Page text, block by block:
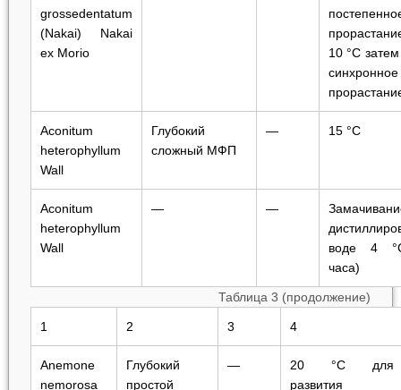
grossedentatum
(Nakai) Nakai
ex Morio
10 °С
синхронное
Aconitum
heterophyllum
Wall
Глубокий
сложный МФП
— 15 °С
Aconitum
heterophyllum
Wall
— —
воде 4
часа)
Таблица 3 (продолжение)
1 2 3 4
Anemone
nemorosa
Глубокий
простой
—
20 °C для
развития